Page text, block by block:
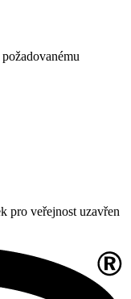
pro veřejnost uzavřen